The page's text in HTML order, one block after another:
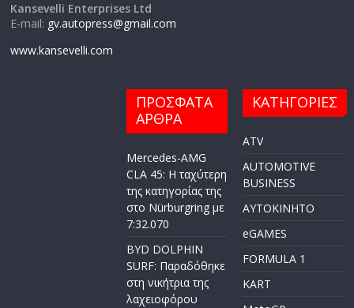
Kansevelli Enterprises Ltd
E-mail: gv.autopress@gmail.com
www.kansevelli.com
ΠΡΟΣΦΑΤΑ
ΑΡΘΡΑ
Mercedes-AMG
CLA 45: Η ταχύτερη
της κατηγορίας της
στο Nürburgring με
7:32.070
BYD DOLPHIN
SURF: Παραδόθηκε
στη νικήτρια της
λαχειοφόρου
ΚΑΤΗΓΟΡΙΕΣ
ATV
AUTOMOTIVE
BUSINESS
AYTOKINHTO
eGAMES
FORMULA 1
KART